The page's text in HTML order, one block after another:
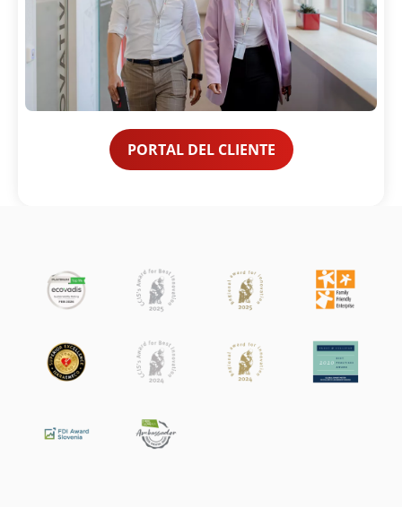
PORTAL DEL CLIENTE